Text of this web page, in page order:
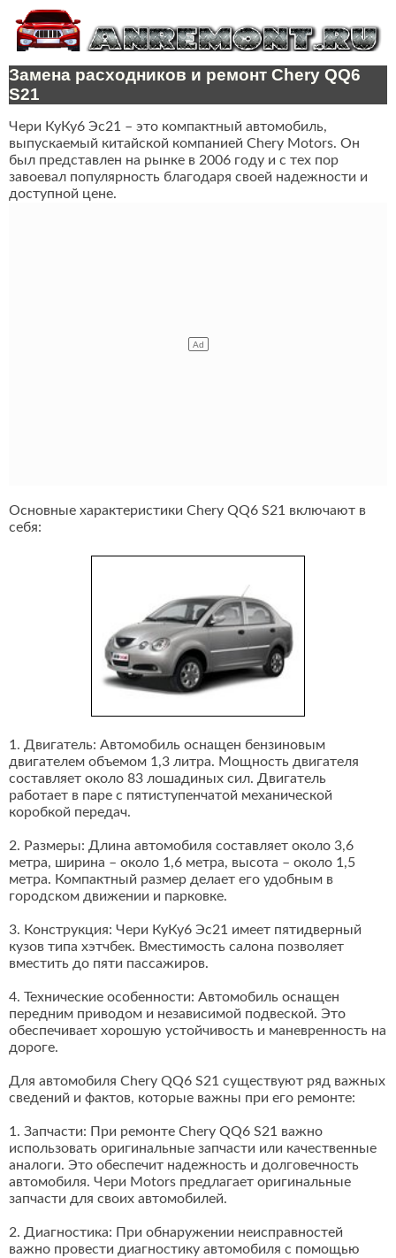
Замена расходников и ремонт Chery QQ6
S21
Чери КуКу6 Эс21 – это компактный автомобиль,
выпускаемый китайской компанией Chery Motors. Он
был представлен на рынке в 2006 году и с тех пор
завоевал популярность благодаря своей надежности и
доступной цене.
Основные характеристики Chery QQ6 S21 включают в
себя:
1. Двигатель: Автомобиль оснащен бензиновым
двигателем объемом 1,3 литра. Мощность двигателя
составляет около 83 лошадиных сил. Двигатель
работает в паре с пятиступенчатой механической
коробкой передач.
2. Размеры: Длина автомобиля составляет около 3,6
метра, ширина – около 1,6 метра, высота – около 1,5
метра. Компактный размер делает его удобным в
городском движении и парковке.
3. Конструкция: Чери КуКу6 Эс21 имеет пятидверный
кузов типа хэтчбек. Вместимость салона позволяет
вместить до пяти пассажиров.
4. Технические особенности: Автомобиль оснащен
передним приводом и независимой подвеской. Это
обеспечивает хорошую устойчивость и маневренность на
дороге.
Для автомобиля Chery QQ6 S21 существуют ряд важных
сведений и фактов, которые важны при его ремонте:
1. Запчасти: При ремонте Chery QQ6 S21 важно
использовать оригинальные запчасти или качественные
аналоги. Это обеспечит надежность и долговечность
автомобиля. Чери Motors предлагает оригинальные
запчасти для своих автомобилей.
2. Диагностика: При обнаружении неисправностей
важно провести диагностику автомобиля с помощью